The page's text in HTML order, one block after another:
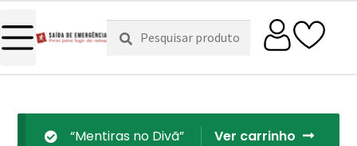
Pesquisar
por:
Pesquisa
Ver carrinho
“Mentiras no Divã”